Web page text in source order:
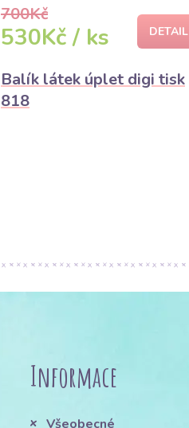
700Kč
530Kč / ks DETAIL
Balík látek úplet digi tisk
818
Informace
Všeobecné